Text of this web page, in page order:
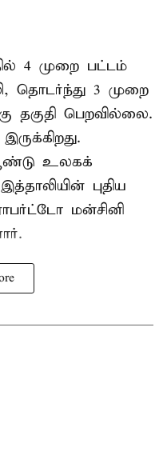
4 முறை பட்டம்
தொடர்ந்து 3 முறை
தகுதி பெறவில்லை.
உலகக்
புதிய
மன்சினி